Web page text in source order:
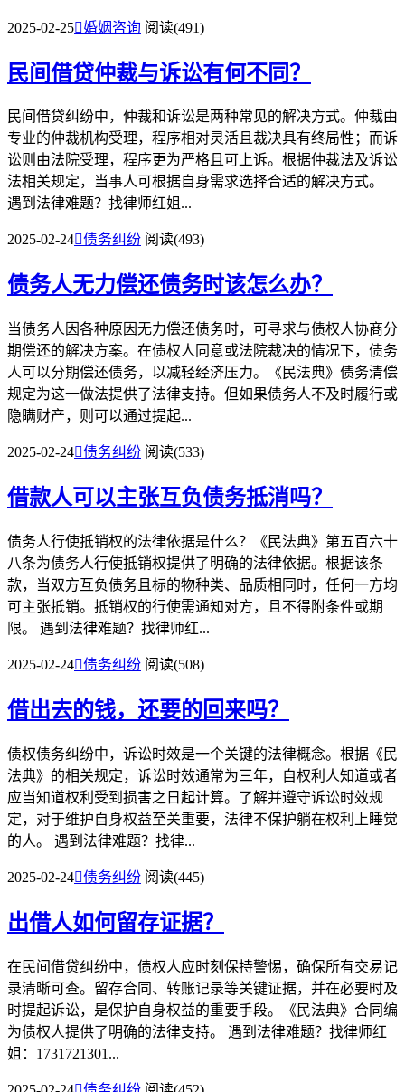
2025-02-25婚姻咨询 阅读(491)
民间借贷仲裁与诉讼有何不同？
民间借贷纠纷中，仲裁和诉讼是两种常见的解决方式。仲裁由
专业的仲裁机构受理，程序相对灵活且裁决具有终局性；而诉
讼则由法院受理，程序更为严格且可上诉。根据仲裁法及诉讼
法相关规定，当事人可根据自身需求选择合适的解决方式。
遇到法律难题？找律师红姐...
2025-02-24债务纠纷 阅读(493)
债务人无力偿还债务时该怎么办？
当债务人因各种原因无力偿还债务时，可寻求与债权人协商分
期偿还的解决方案。在债权人同意或法院裁决的情况下，债务
人可以分期偿还债务，以减轻经济压力。《民法典》债务清偿
规定为这一做法提供了法律支持。但如果债务人不及时履行或
隐瞒财产，则可以通过提起...
2025-02-24债务纠纷 阅读(533)
借款人可以主张互负债务抵消吗？
债务人行使抵销权的法律依据是什么？《民法典》第五百六十
八条为债务人行使抵销权提供了明确的法律依据。根据该条
款，当双方互负债务且标的物种类、品质相同时，任何一方均
可主张抵销。抵销权的行使需通知对方，且不得附条件或期
限。 遇到法律难题？找律师红...
2025-02-24债务纠纷 阅读(508)
借出去的钱，还要的回来吗？
债权债务纠纷中，诉讼时效是一个关键的法律概念。根据《民
法典》的相关规定，诉讼时效通常为三年，自权利人知道或者
应当知道权利受到损害之日起计算。了解并遵守诉讼时效规
定，对于维护自身权益至关重要，法律不保护躺在权利上睡觉
的人。 遇到法律难题？找律...
2025-02-24债务纠纷 阅读(445)
出借人如何留存证据？
在民间借贷纠纷中，债权人应时刻保持警惕，确保所有交易记
录清晰可查。留存合同、转账记录等关键证据，并在必要时及
时提起诉讼，是保护自身权益的重要手段。《民法典》合同编
为债权人提供了明确的法律支持。 遇到法律难题？找律师红
姐：1731721301...